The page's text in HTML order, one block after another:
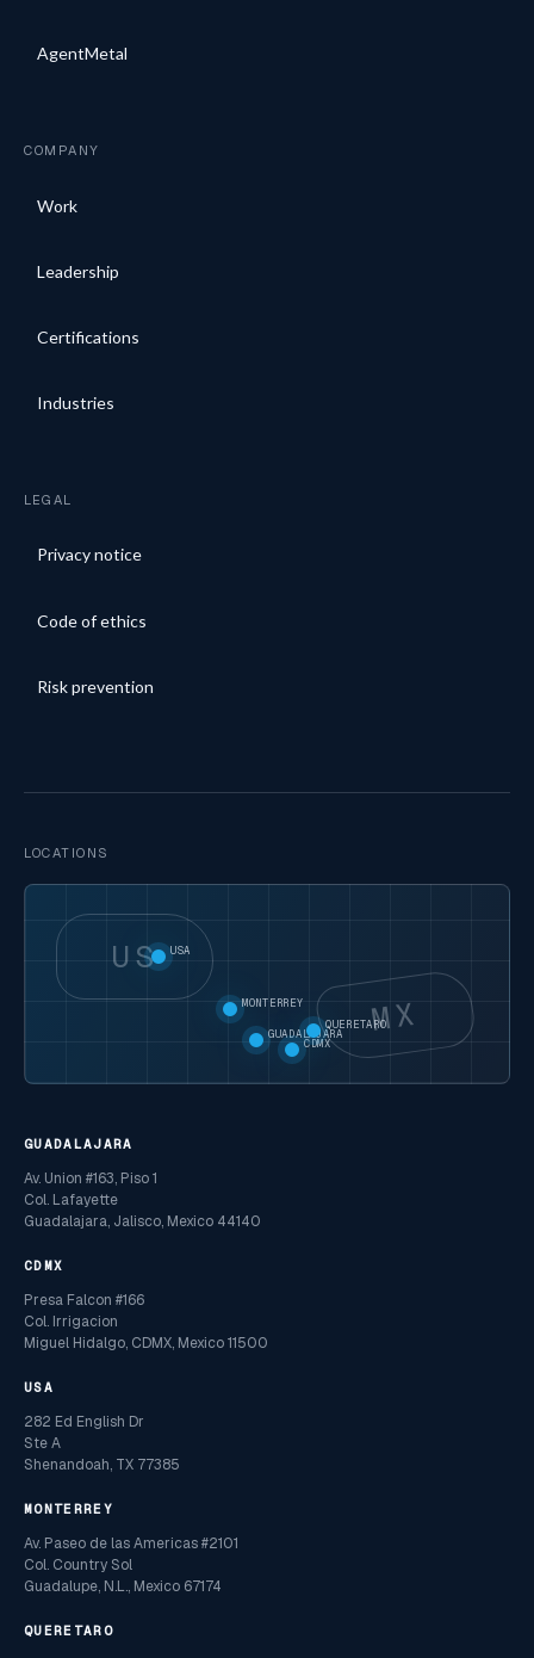
AgentMetal
COMPANY
Work
Leadership
Certifications
Industries
LEGAL
Privacy notice
Code of ethics
Risk prevention
LOCATIONS
US
MX
USA
MONTERREY
GUADALAJARA
CDMX
QUERETARO
GUADALAJARA
Av. Union #163, Piso 1
Col. Lafayette
Guadalajara, Jalisco, Mexico 44140
CDMX
Presa Falcon #166
Col. Irrigacion
Miguel Hidalgo, CDMX, Mexico 11500
USA
282 Ed English Dr
Ste A
Shenandoah, TX 77385
MONTERREY
Av. Paseo de las Americas #2101
Col. Country Sol
Guadalupe, N.L., Mexico 67174
QUERETARO